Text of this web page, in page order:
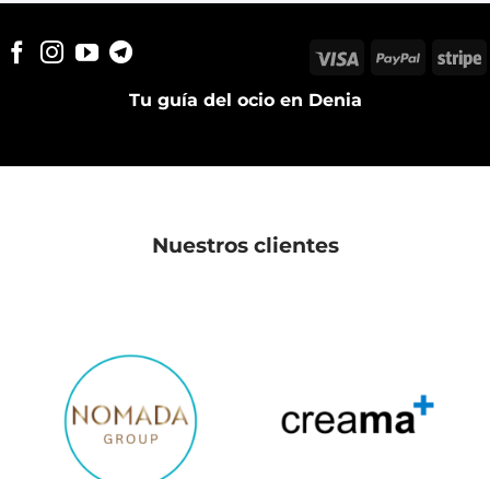
Tu guía del ocio en Denia
Visa PayPal
Nuestros clientes